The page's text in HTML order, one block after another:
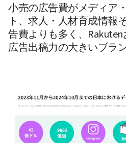
小売の広告費がメディア
ト、求人・人材育成情報
告費よりも多く、Rakuten
広告出稿力の大きいブラ